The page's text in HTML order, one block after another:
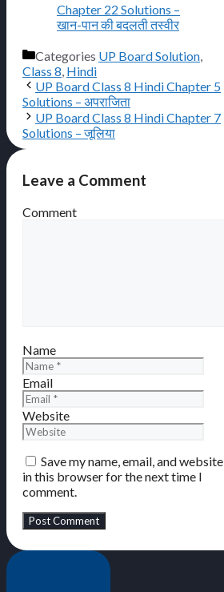
Chapter 22 Solutions –
खान-पान की बदलती तस्वीर
Categories UP Board Solution
Class 8 Hindi
UP Board Class 8 Hindi Chapter 5
Solutions – अपराजिता
UP Board Class 8 Hindi Chapter 7
Solutions – जूलिया
Leave a Comment
Comment
Name
Email
Website
Save my name, email, and website
in this browser for the next time I
comment.